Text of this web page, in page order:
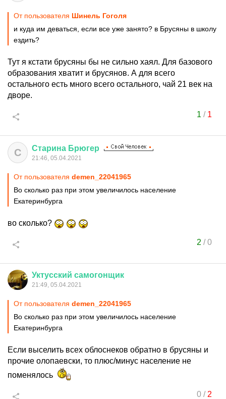
От пользователя Шинель Гоголя
и куда им деваться, если все уже занято? в Брусяны в школу
ездить?
Тут я кстати брусяны бы не сильно хаял. Для базового
образования хватит и брусянов. А для всего
остального есть много всего остального, чай 21 век на
дворе.
1 / 1
С Старина Брюгер
21:46, 05.04.2021
От пользователя demen_22041965
Во сколько раз при этом увеличилось население
Екатеринбурга
во сколько?
2 /0
Уктусский самогонщик
21:49, 05.04.2021
От пользователя demen_22041965
Во сколько раз при этом увеличилось население
Екатеринбурга
Если выселить всех облоснеков обратно в брусяны и
прочие олопаевски, то плюс/минус население не
поменялось
0/ 2